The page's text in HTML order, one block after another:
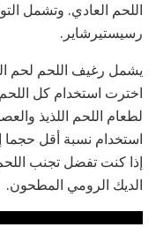
اللحم العادي. وتشمل
رسيستيرشاير.
يشمل رغيف اللحم لحم
اخترت استخدام كل
استخدام نسبة أقل حجما
إذا كنت تفضل تجنب
الديك الرومي المطحون.